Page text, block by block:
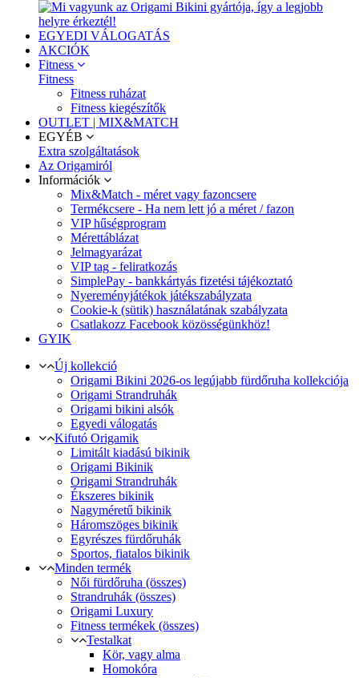
EGYEDI VÁLOGATÁS
AKCIÓK
Fitness
Fitness
Fitness ruházat
Fitness kiegészítők
OUTLET | MIX&MATCH
EGYÉB
Extra szolgáltatások
Az Origamiról
Információk
Mix&Match - méret vagy fazoncsere
Termékcsere - Ha nem lett jó a méret / fazon
VIP hűségprogram
Mérettáblázat
Jelmagyarázat
VIP tag - feliratkozás
SimplePay - bankkártyás fizetési tájékoztató
Nyereményjátékok játékszabályzata
Cookie-k (sütik) használatának szabályzata
Csatlakozz Facebook közösségünkhöz!
GYIK
Új kollekció
Origami Bikini 2026-os legújabb fürdőruha kollekciója
Origami Strandruhák
Origami bikini alsók
Egyedi válogatás
Kifutó Origamik
Limitált kiadású bikinik
Origami Bikinik
Origami Strandruhák
Ékszeres bikinik
Nagyméretű bikinik
Háromszöges bikinik
Egyrészes fürdőruhák
Sportos, fiatalos bikinik
Minden termék
Női fürdőruha (összes)
Strandruhák (összes)
Origami Luxury
Fitness termékek (összes)
Testalkat
Kör, vagy alma
Homokóra